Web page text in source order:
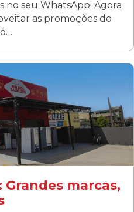
Curitiba –PR
às 19h00
no seu WhatsApp! Agora
as promoções do
Grandes marcas,